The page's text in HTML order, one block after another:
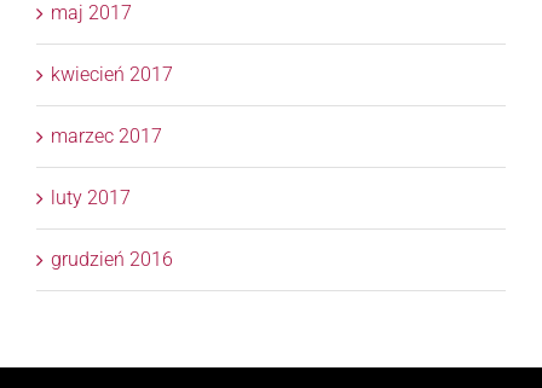
maj 2017
kwiecień 2017
marzec 2017
luty 2017
grudzień 2016